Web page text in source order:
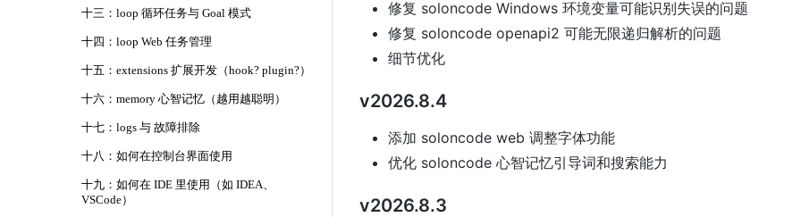
十三：loop 循环任务与 Goal 模式
十四：loop Web 任务管理
十五：extensions 扩展开发（hook? plugin?）
十六：memory 心智记忆（越用越聪明）
十七：logs 与 故障排除
十八：如何在控制台界面使用
十九：如何在 IDE 里使用（如 IDEA、
VSCode）
修复 soloncode Windows 环境变量可能识别失误的问题
修复 soloncode openapi2 可能无限递归解析的问题
细节优化
v2026.8.4
添加 soloncode web 调整字体功能
优化 soloncode 心智记忆引导词和搜索能力
v2026.8.3